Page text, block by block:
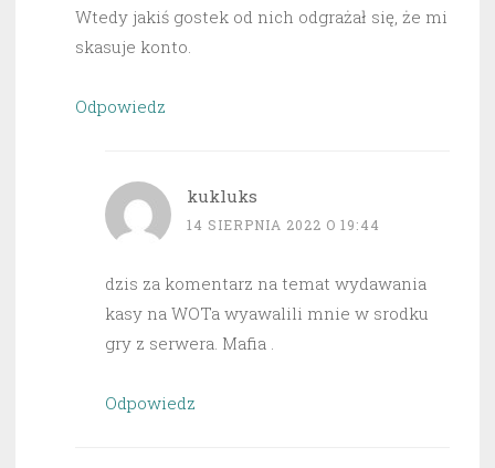
Wtedy jakiś gostek od nich odgrażał się, że mi
skasuje konto.
Odpowiedz
kukluks
14 SIERPNIA 2022 O 19:44
dzis za komentarz na temat wydawania
kasy na WOTa wyawalili mnie w srodku
gry z serwera. Mafia .
Odpowiedz